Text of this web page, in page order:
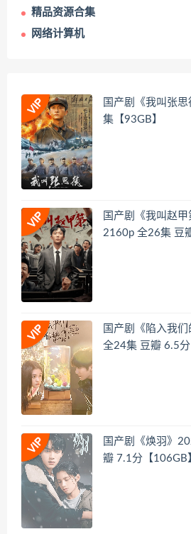
精品资源合集
网络计算机
国产剧《我叫张
集【93GB】
国产剧《我叫赵
2160p 全26集 豆
国产剧《陷入我
全24集 豆瓣 6.5分
国产剧《焕羽》
瓣 7.1分【106GB